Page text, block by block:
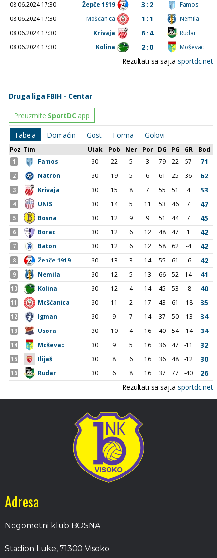
Adresa
Nogometni klub BOSNA
Stadion Luke, 71300 Visoko